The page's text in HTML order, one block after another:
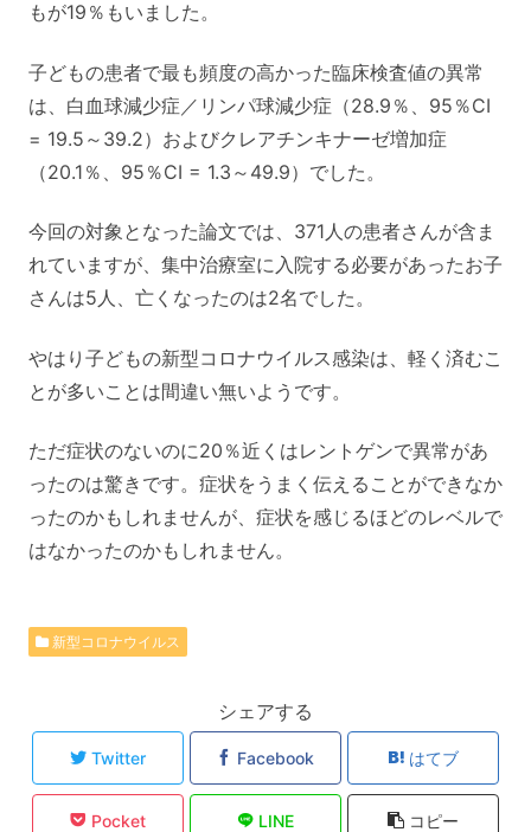
もが19％もいました。
子どもの患者で最も頻度の高かった臨床検査値の異常
は、白血球減少症／リンパ球減少症（28.9％、95％CI
= 19.5～39.2）およびクレアチンキナーゼ増加症
（20.1％、95％CI = 1.3～49.9）でした。
今回の対象となった論文では、371人の患者さんが含ま
れていますが、集中治療室に入院する必要があったお子
さんは5人、亡くなったのは2名でした。
やはり子どもの新型コロナウイルス感染は、軽く済むこ
とが多いことは間違い無いようです。
ただ症状のないのに20％近くはレントゲンで異常があ
ったのは驚きです。症状をうまく伝えることができなか
ったのかもしれませんが、症状を感じるほどのレベルで
はなかったのかもしれません。
新型コロナウイルス
シェアする
Twitter Facebook はてブ
Pocket LINE コピー